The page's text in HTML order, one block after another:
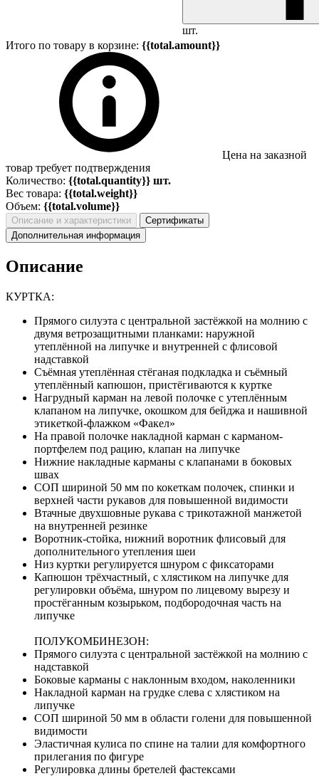
шт.
Итого по товару в корзине: {{total.amount}}
Цена на заказной
товар требует подтверждения
Количество: {{total.quantity}} шт.
Вес товара: {{total.weight}}
Объем: {{total.volume}}
Описание и характеристики
Сертификаты
Дополнительная информация
Описание
КУРТКА:
Прямого силуэта с центральной застёжкой на молнию с
двумя ветрозащитными планками: наружной
утеплённой на липучке и внутренней с флисовой
надставкой
Съёмная утеплённая стёганая подкладка и съёмный
утеплённый капюшон, пристёгиваются к куртке
Нагрудный карман на левой полочке с утеплённым
клапаном на липучке, окошком для бейджа и нашивной
этикеткой-флажком «Факел»
На правой полочке накладной карман с карманом-
портфелем под рацию, клапан на липучке
Нижние накладные карманы с клапанами в боковых
швах
СОП шириной 50 мм по кокеткам полочек, спинки и
верхней части рукавов для повышенной видимости
Втачные двухшовные рукава с трикотажной манжетой
на внутренней резинке
Воротник-стойка, нижний воротник флисовый для
дополнительного утепления шеи
Низ куртки регулируется шнуром с фиксаторами
Капюшон трёхчастный, с хлястиком на липучке для
регулировки объёма, шнуром по лицевому вырезу и
простёганным козырьком, подбородочная часть на
липучке
ПОЛУКОМБИНЕЗОН:
Прямого силуэта с центральной застёжкой на молнию с
надставкой
Боковые карманы с наклонным входом, наколенники
Накладной карман на грудке слева с хлястиком на
липучке
СОП шириной 50 мм в области голени для повышенной
видимости
Эластичная кулиса по спине на талии для комфортного
прилегания по фигуре
Регулировка длины бретелей фастексами